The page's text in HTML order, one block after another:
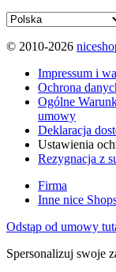
© 2010-2026
Impressum i
Ochrona
Ogólne
umowy
Deklaracja
Ustawienia
Rezygnacja z
Firma
Inne nice
Odstąp od umowy
Spersonalizuj swoje